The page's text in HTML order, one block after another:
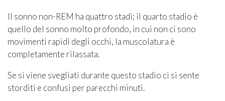
Il sonno non-REM ha quattro stadi; il quarto stadio è
quello del sonno molto profondo, in cui non ci sono
movimenti rapidi degli occhi, la muscolatura è
completamente rilassata.
Se si viene svegliati durante questo stadio ci si sente
storditi e confusi per parecchi minuti.